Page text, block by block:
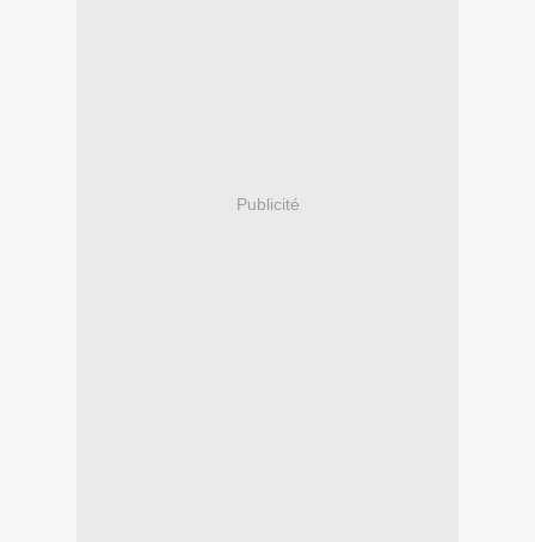
Publicité